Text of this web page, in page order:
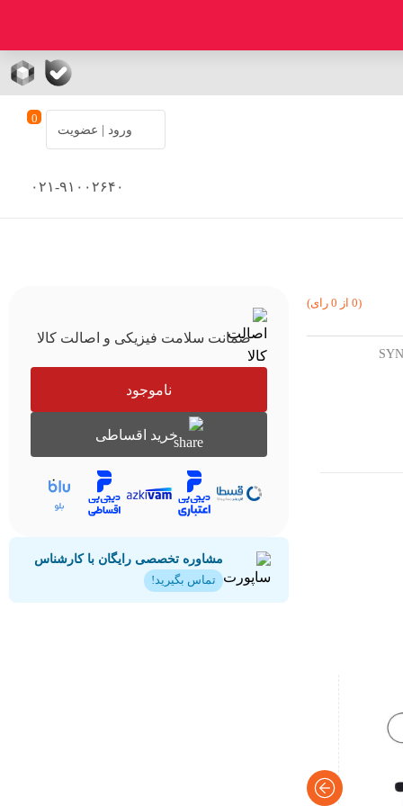
ورود | عضویت
0
۰۲۱-۹۱۰۰۲۶۴۰
(0 از 0 رای)
ضمانت سلامت فیزیکی و اصالت کالا
ناموجود
خرید اقساطی
مشاوره تخصصی رایگان با کارشناس
تماس بگیرید!